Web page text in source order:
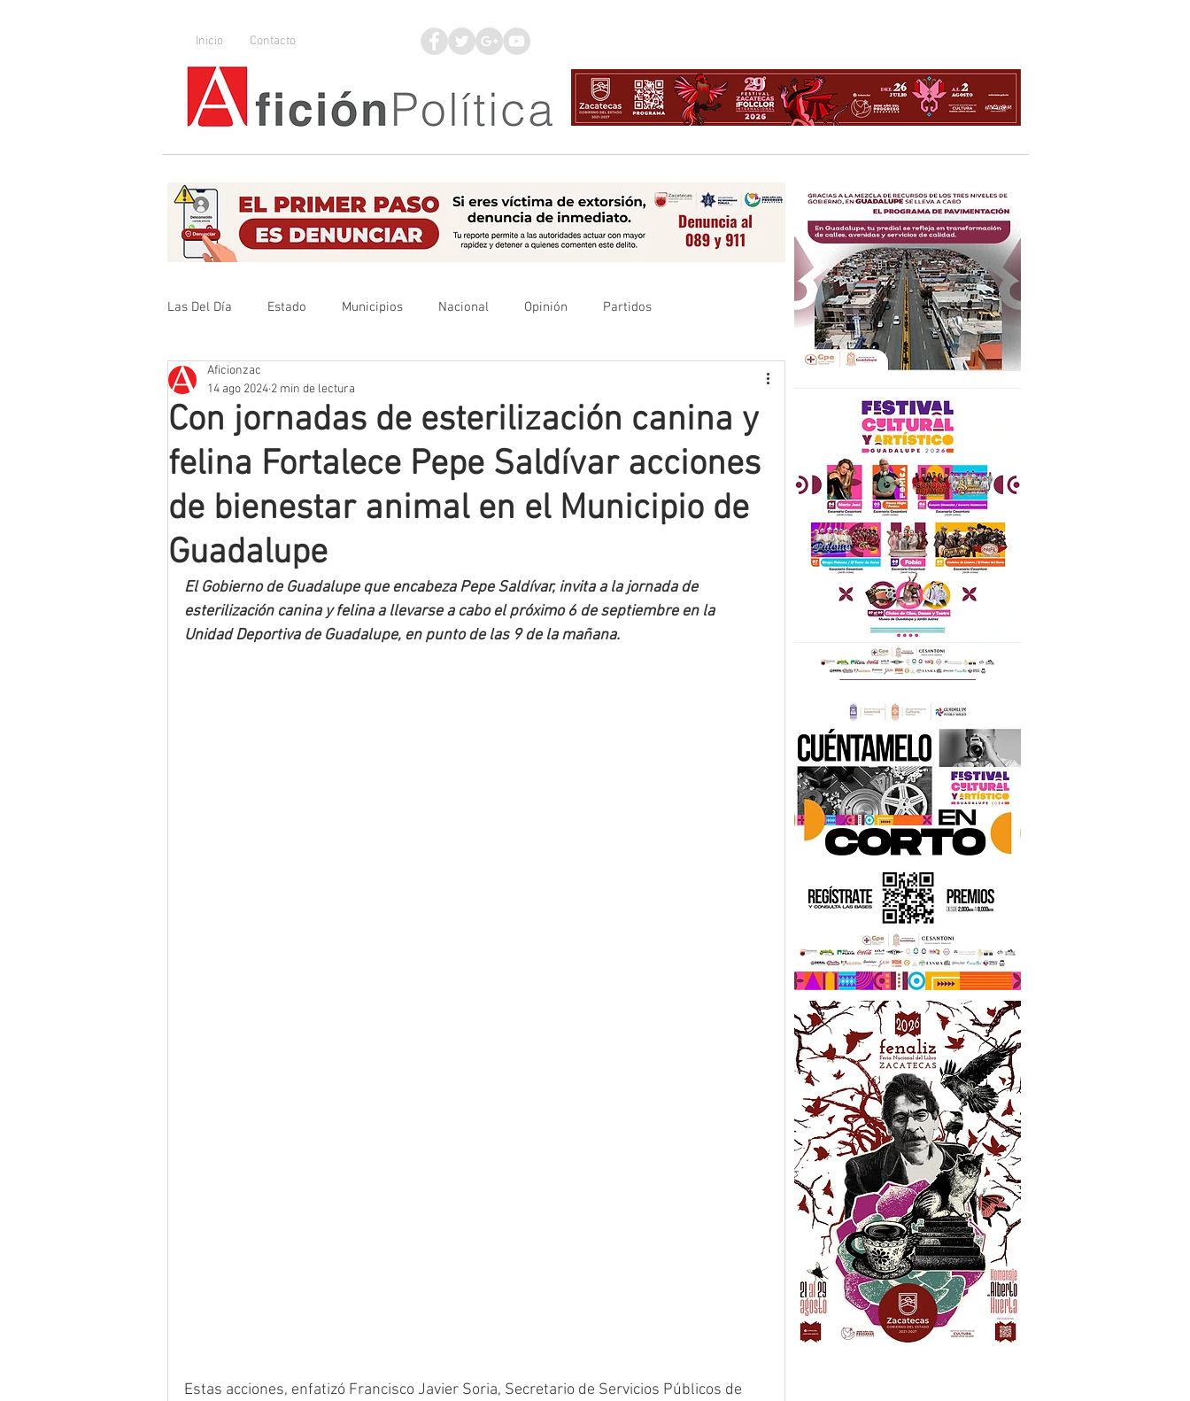
Inicio Contacto
Las Del Día Estado Municipios Nacional Opinión Partidos
Que no se olvide
Mineros LNBP
Con jornadas de esterilización canina y
felina Fortalece Pepe Saldívar acciones
de bienestar animal en el Municipio de
Guadalupe
Aficionzac
14 ago 2024 2 min de lectura
El Gobierno de Guadalupe que encabeza Pepe Saldívar, invita a la jornada de
esterilización canina y felina a llevarse a cabo el próximo 6 de septiembre en la
Unidad Deportiva de Guadalupe, en punto de las 9 de la mañana.
Estas acciones, enfatizó Francisco Javier Soria, Secretario de Servicios Públicos de